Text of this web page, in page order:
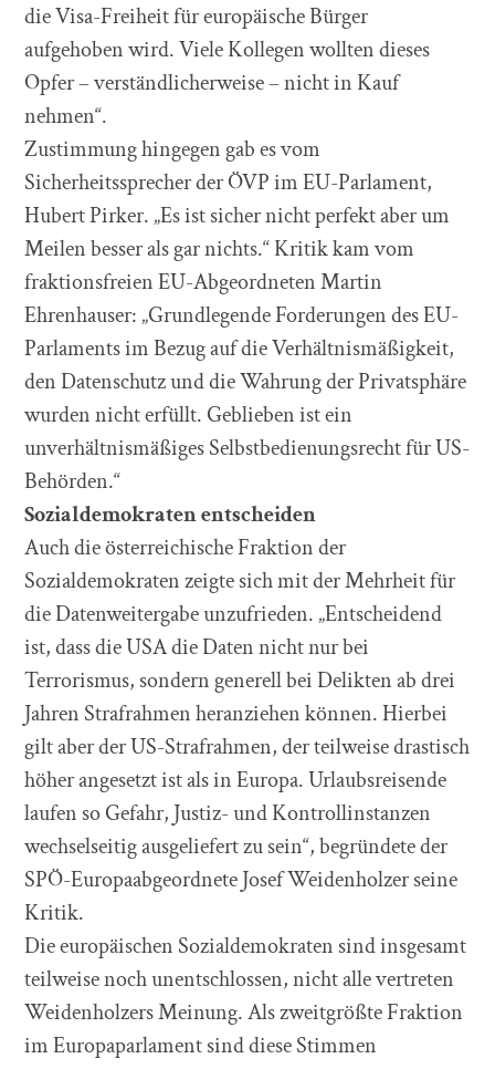
die Visa-Freiheit für europäische Bürger
aufgehoben wird. Viele Kollegen wollten dieses
Opfer – verständlicherweise – nicht in Kauf
nehmen“.
Zustimmung hingegen gab es vom
Sicherheitssprecher der ÖVP im EU-Parlament,
Hubert Pirker. „Es ist sicher nicht perfekt aber um
Meilen besser als gar nichts.“ Kritik kam vom
fraktionsfreien EU-Abgeordneten Martin
Ehrenhauser: „Grundlegende Forderungen des EU-
Parlaments im Bezug auf die Verhältnismäßigkeit,
den Datenschutz und die Wahrung der Privatsphäre
wurden nicht erfüllt. Geblieben ist ein
unverhältnismäßiges Selbstbedienungsrecht für US-
Behörden.“
Sozialdemokraten entscheiden
Auch die österreichische Fraktion der
Sozialdemokraten zeigte sich mit der Mehrheit für
die Datenweitergabe unzufrieden. „Entscheidend
ist, dass die USA die Daten nicht nur bei
Terrorismus, sondern generell bei Delikten ab drei
Jahren Strafrahmen heranziehen können. Hierbei
gilt aber der US-Strafrahmen, der teilweise drastisch
höher angesetzt ist als in Europa. Urlaubsreisende
laufen so Gefahr, Justiz- und Kontrollinstanzen
wechselseitig ausgeliefert zu sein“, begründete der
SPÖ-Europaabgeordnete Josef Weidenholzer seine
Kritik.
Die europäischen Sozialdemokraten sind insgesamt
teilweise noch unentschlossen, nicht alle vertreten
Weidenholzers Meinung. Als zweitgrößte Fraktion
im Europaparlament sind diese Stimmen